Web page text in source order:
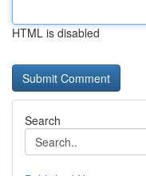
HTML is disabled
Search